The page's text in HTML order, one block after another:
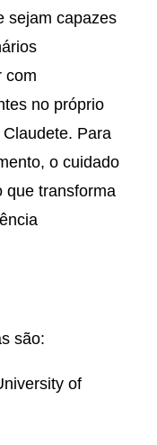
sejam capazes
com
no próprio
Para
o cuidado
que transforma
são:
of